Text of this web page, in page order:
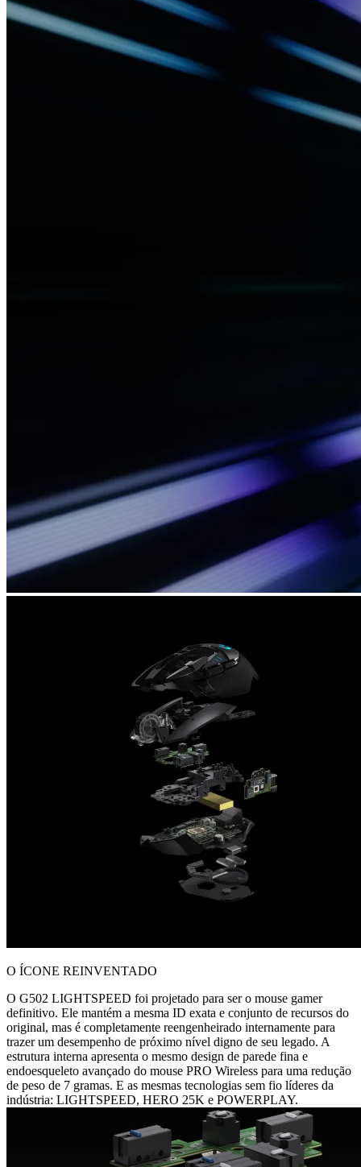
O ÍCONE REINVENTADO
O G502 LIGHTSPEED foi projetado para ser o mouse gamer
definitivo. Ele mantém a mesma ID exata e conjunto de recursos do
original, mas é completamente reengenheirado internamente para
trazer um desempenho de próximo nível digno de seu legado. A
estrutura interna apresenta o mesmo design de parede fina e
endoesqueleto avançado do mouse PRO Wireless para uma redução
de peso de 7 gramas. E as mesmas tecnologias sem fio líderes da
indústria: LIGHTSPEED, HERO 25K e POWERPLAY.